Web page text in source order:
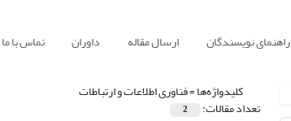
راهنمای نویسندگان ارسال مقاله داوران تماس با ما
کلیدواژه‌ها =فناوری اطلاعات و ارتباطات
تعداد مقالات: 2